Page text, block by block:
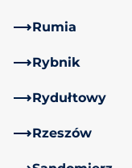
Rumia
Rybnik
Rydułtowy
Rzeszów